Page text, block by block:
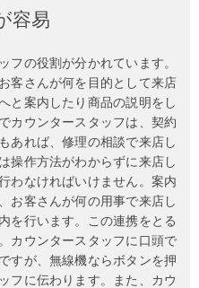
容易
フの役割が分かれています。
客さんが何を目的として来店
と案内したり商品の説明をし
カウンタースタッフは、契約
あれば、修理の相談で来店し
操作方法がわからずに来店し
わなければいけません。案内
お客さんが何の用事で来店し
を行います。この連携をとる
カウンタースタッフに口頭で
すが、無線機ならボタンを押
フに伝わります。また、カウ